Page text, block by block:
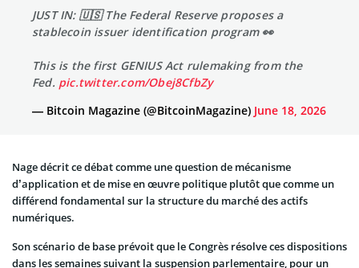
JUST IN: 🇺🇸 The Federal Reserve proposes a
stablecoin issuer identification program 👀
This is the first GENIUS Act rulemaking from the
Fed. pic.twitter.com/Obej8CfbZy
— Bitcoin Magazine (@BitcoinMagazine) June 18, 2026
Nage décrit ce débat comme une question de mécanisme
d’application et de mise en œuvre politique plutôt que comme un
différend fondamental sur la structure du marché des actifs
numériques.
Son scénario de base prévoit que le Congrès résolve ces dispositions
dans les semaines suivant la suspension parlementaire, pour un